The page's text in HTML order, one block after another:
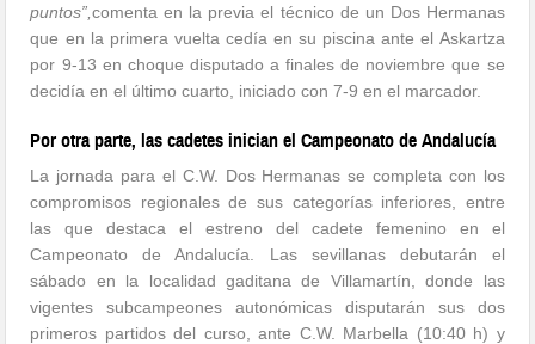
puntos”,comenta en la previa el técnico de un Dos Hermanas
que en la primera vuelta cedía en su piscina ante el Askartza
por 9-13 en choque disputado a finales de noviembre que se
decidía en el último cuarto, iniciado con 7-9 en el marcador.
Por otra parte, las cadetes inician el Campeonato de Andalucía
La jornada para el C.W. Dos Hermanas se completa con los
compromisos regionales de sus categorías inferiores, entre
las que destaca el estreno del cadete femenino en el
Campeonato de Andalucía. Las sevillanas debutarán el
sábado en la localidad gaditana de Villamartín, donde las
vigentes subcampeones autonómicas disputarán sus dos
primeros partidos del curso, ante C.W. Marbella (10:40 h) y